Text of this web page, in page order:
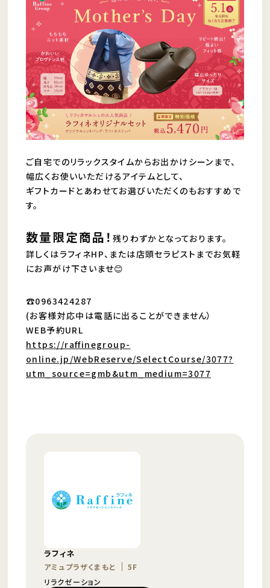
ご自宅でのリラックスタイムからお出かけシーンまで、
幅広くお使いいただけるアイテムとして、
ギフトカードとあわせてお選びいただくのもおすすめで
す。
数量限定商品！ 残りわずかとなっております。
詳しくはラフィネHP、または店頭セラピストまでお気軽
にお声がけ下さいませ😊
☎0963424287
(お客様対応中は電話に出ることができません）
WEB予約URL
https://raffinegroup-
online.jp/WebReserve/SelectCourse/3077?
utm_source=gmb&utm_medium=3077
ラフィネ
アミュプラザくまもと
5F
リラクゼーション